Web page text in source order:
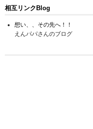
相互リンクBlog
想い、、その先へ！！
えんパパさんのブログ